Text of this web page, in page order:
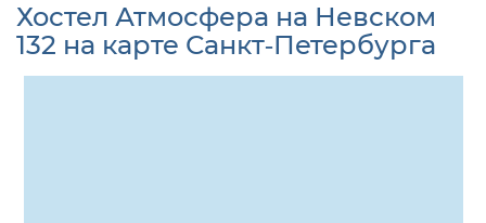
Хостел Атмосфера на Невском
132 на карте Санкт-Петербурга